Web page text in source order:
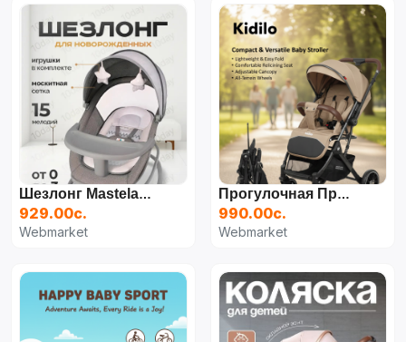
Шезлонг Mastela 4 В 1 Deluxe
929.00с.
Webmarket
Прогулочная Прогулочная Коляска Kidilo K535 (кофейная)
990.00с.
Webmarket